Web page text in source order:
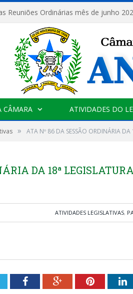
Reuniões Ordinárias mês de junho
CÂMARA ATIVIDADES DO
» ATA Nº 86 DA SESSÃO ORDINÁRIA
DA 18ª
ATIVIDADES LEGISLATIVAS,
FacebookGoogle+Pinterest